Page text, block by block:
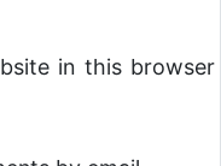
in this browser